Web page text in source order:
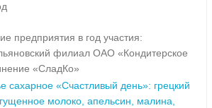
предприятия в год участия:
филиал ОАО «Кондитерское
«СладКо»
сахарное «Счастливый день»: грецкий
молоко, апельсин, малина,